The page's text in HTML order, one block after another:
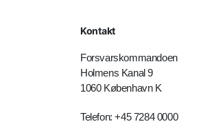
Kontakt
Forsvarskommandoen
Holmens Kanal 9
1060 København K
Telefon: +45 7284 0000